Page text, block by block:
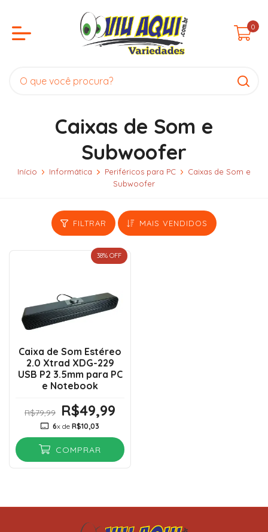
0
Caixas de Som e
Subwoofer
Início Informática Periféricos para PC
Caixas de Som e
Subwoofer
FILTRAR MAIS VENDIDOS
38% OFF
Caixa de Som Estéreo
2.0 Xtrad XDG-229
USB P2 3.5mm para PC
e Notebook
R$79,99 R$49,99
6x deR$10,03
COMPRAR